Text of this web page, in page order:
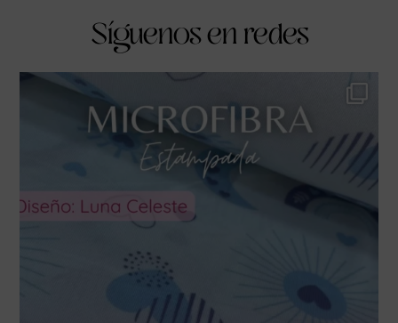
Síguenos en redes